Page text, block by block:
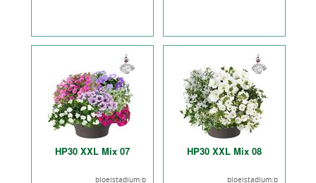
HP30 XXL Mix 07
bloeistadium:b
HP30 XXL Mix 08
bloeistadium:b